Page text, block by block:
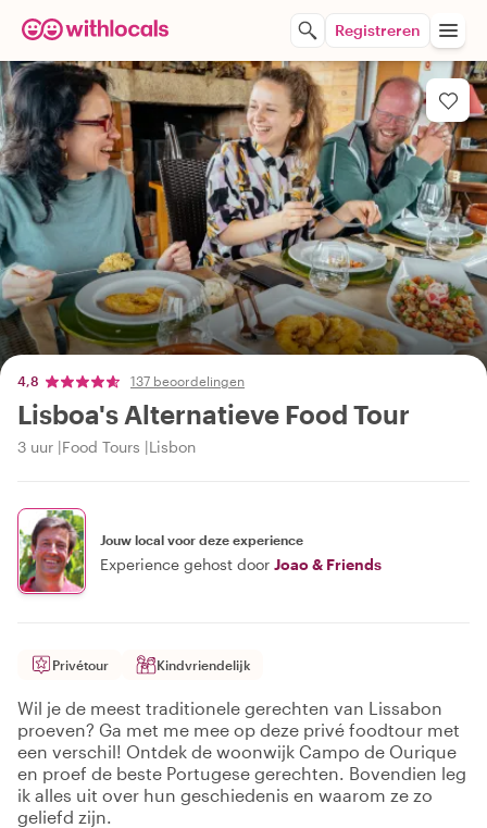
Registreren
4,8 137 beoordelingen
Lisboa's Alternatieve Food Tour
3 uur Food Tours Lisbon
Jouw local voor deze experience
Experience gehost door Joao & Friends
Privétour Kindvriendelijk
Wil je de meest traditionele gerechten van Lissabon
proeven? Ga met me mee op deze privé foodtour met
een verschil! Ontdek de woonwijk Campo de Ourique
en proef de beste Portugese gerechten. Bovendien leg
ik alles uit over hun geschiedenis en waarom ze zo
geliefd zijn.